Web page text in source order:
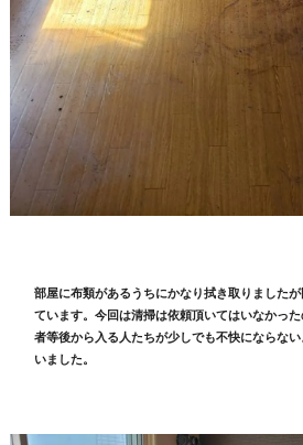
部屋に布類があるうちにかなり拭き取りました
ています。今回は清掃は依頼頂いてはいなかっ
者等後から入る人たちが少しでも不快にならな
いました。